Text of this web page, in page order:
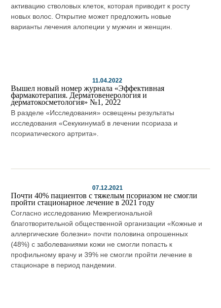
активацию стволовых клеток, которая приводит к росту
новых волос. Открытие может предложить новые
варианты лечения алопеции у мужчин и женщин.
11.04.2022
Вышел новый номер журнала «Эффективная
фармакотерапия. Дерматовенерология и
дерматокосметология» №1, 2022
В разделе «Исследования» освещены результаты
исследования «Секукинумаб в лечении псориаза и
псориатического артрита».
07.12.2021
Почти 40% пациентов с тяжелым псориазом не смогли
пройти стационарное лечение в 2021 году
Согласно исследованию Межрегиональной
благотворительной общественной организации «Кожные и
аллергические болезни» почти половина опрошенных
(48%) с заболеваниями кожи не смогли попасть к
профильному врачу и 39% не смогли пройти лечение в
стационаре в период пандемии.